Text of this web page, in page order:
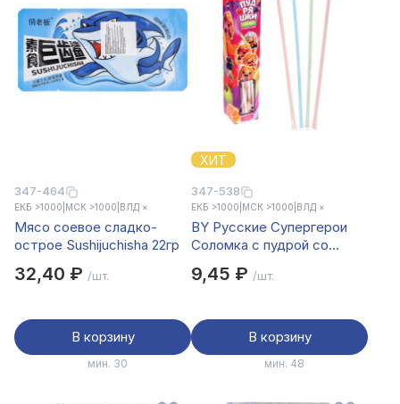
347-464
ЕКБ >1000 МСК >1000 ВЛД ×
Мясо соевое сладко-
острое Sushijuchisha 22гр
32,40 ₽ /шт.
В корзину
мин. 30
ХИТ
347-538
ЕКБ >1000 МСК >1000 ВЛД ×
BY Русские Супергерои
Соломка с пудрой со
апельсин/виноград 12 гр.
9,45 ₽ /шт.
В корзину
мин. 48